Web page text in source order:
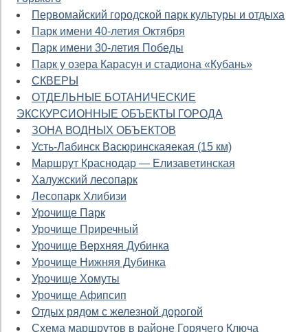
Первомайский городской парк культуры и отдыха
Парк имени 40-летия Октября
Парк имени 30-летия Победы
Парк у озера Карасун и стадиона «Кубань»
СКВЕРЫ
ОТДЕЛЬНЫЕ БОТАНИЧЕСКИЕ
ЭКСКУРСИОННЫЕ ОБЪЕКТЫ ГОРОДА
ЗОНА ВОДНЫХ ОБЪЕКТОВ
Усть-Лабинск Васюринскаяекая (15 км)
Маршрут Краснодар — Елизаветинская
Халужский лесопарк
Лесопарк Хлибизи
Урочище Парк
Урочище Приречный
Урочище Верхняя Дубинка
Урочище Нижняя Дубинка
Урочище Хомуты
Урочище Афипсип
Отдых рядом с железной дорогой
Схема маршрутов в районе Горячего Ключа